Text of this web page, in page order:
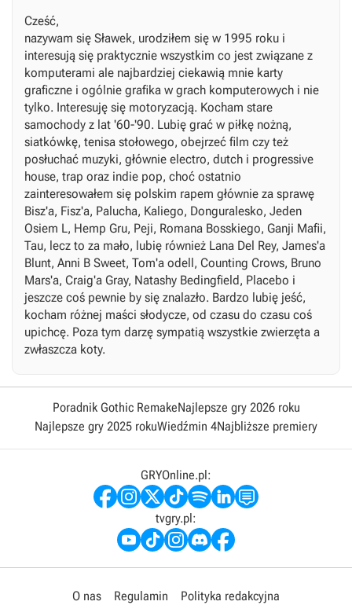
Cześć,
nazywam się Sławek, urodziłem się w 1995 roku i
interesują się praktycznie wszystkim co jest związane z
komputerami ale najbardziej ciekawią mnie karty
graficzne i ogólnie grafika w grach komputerowych i nie
tylko. Interesuję się motoryzacją. Kocham stare
samochody z lat '60-'90. Lubię grać w piłkę nożną,
siatkówkę, tenisa stołowego, obejrzeć film czy też
posłuchać muzyki, głównie electro, dutch i progressive
house, trap oraz indie pop, choć ostatnio
zainteresowałem się polskim rapem głównie za sprawę
Bisz'a, Fisz'a, Palucha, Kaliego, Donguralesko, Jeden
Osiem L, Hemp Gru, Peji, Romana Bosskiego, Ganji Mafii,
Tau, lecz to za mało, lubię również Lana Del Rey, James'a
Blunt, Anni B Sweet, Tom'a odell, Counting Crows, Bruno
Mars'a, Craig'a Gray, Natashy Bedingfield, Placebo i
jeszcze coś pewnie by się znalazło. Bardzo lubię jeść,
kocham różnej maści słodycze, od czasu do czasu coś
upichcę. Poza tym darzę sympatią wszystkie zwierzęta a
zwłaszcza koty.
Poradnik Gothic RemakeNajlepsze gry 2026 roku
Najlepsze gry 2025 rokuWiedźmin 4Najbliższe premiery
GRYOnline.pl:
tvgry.pl:
O nas Regulamin Polityka redakcyjna